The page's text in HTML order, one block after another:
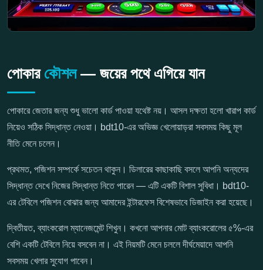
পোকার কৌশল— জয়ের পথে এগিয়ে যান
পোকারে জেতার জন্য শুধু ভালো কার্ড পাওয়া যথেষ্ট নয়। আসল দক্ষতা হলো খারাপ কার্ড
নিয়েও সঠিক সিদ্ধান্ত নেওয়া। bdt10-এর অভিজ্ঞ খেলোয়াড়রা সবসময় কিছু মূল
নীতি মেনে চলেন।
প্রথমত, পজিশন সম্পর্কে সচেতন থাকুন। ডিলারের কাছাকাছি বসলে আপনি অন্যদের
সিদ্ধান্ত দেখে নিজের সিদ্ধান্ত নিতে পারেন — এটি একটি বিশাল সুবিধা। bdt10-
এর টেবিলে পজিশন বোঝার জন্য আমাদের ইন্টারফেস বিশেষভাবে ডিজাইন করা হয়েছে।
দ্বিতীয়ত, ব্যাংকরোল ম্যানেজমেন্ট শিখুন। কখনো আপনার মোট ব্যাংকরোলের ৫%-এর
বেশি একটি টেবিলে নিয়ে বসবেন না। এই নিয়মটি মেনে চললে দীর্ঘমেয়াদে আপনি
সবসময় খেলার সুযোগ পাবেন।